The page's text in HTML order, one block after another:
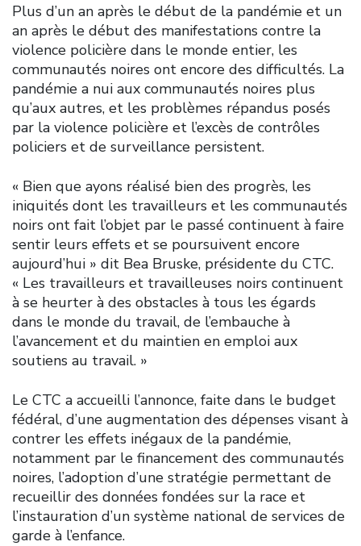
Plus d’un an après le début de la pandémie et un
an après le début des manifestations contre la
violence policière dans le monde entier, les
communautés noires ont encore des difficultés. La
pandémie a nui aux communautés noires plus
qu’aux autres, et les problèmes répandus posés
par la violence policière et l’excès de contrôles
policiers et de surveillance persistent.
« Bien que ayons réalisé bien des progrès, les
iniquités dont les travailleurs et les communautés
noirs ont fait l’objet par le passé continuent à faire
sentir leurs effets et se poursuivent encore
aujourd’hui » dit Bea Bruske, présidente du CTC.
« Les travailleurs et travailleuses noirs continuent
à se heurter à des obstacles à tous les égards
dans le monde du travail, de l’embauche à
l’avancement et du maintien en emploi aux
soutiens au travail. »
Le CTC a accueilli l’annonce, faite dans le budget
fédéral, d’une augmentation des dépenses visant à
contrer les effets inégaux de la pandémie,
notamment par le financement des communautés
noires, l’adoption d’une stratégie permettant de
recueillir des données fondées sur la race et
l’instauration d’un système national de services de
garde à l’enfance.